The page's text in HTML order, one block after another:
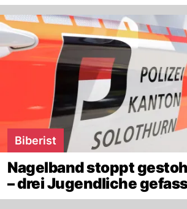
Biberist
Nagelband stoppt
– drei Jugendliche